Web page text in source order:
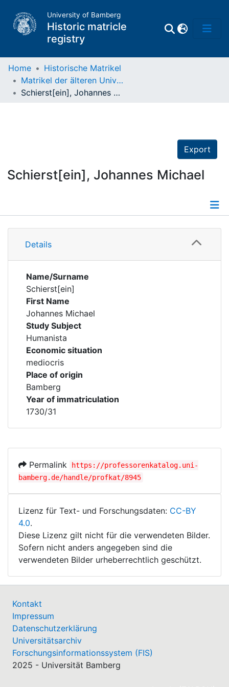
University of Bamberg
Historic matricle
registry
Matrikel
Home
Historische Matrikel
Matrikel der älteren Universität
Schierst[ein], Johannes Michael
Export
Schierst[ein], Johannes Michael
Details
Details
Name/Surname
Schierst[ein]
First Name
Johannes Michael
Study Subject
Humanista
Economic situation
mediocris
Place of origin
Bamberg
Year of immatriculation
1730/31
Permalink
https://professorenkatalog.uni-
bamberg.de/handle/profkat/8945
Lizenz für Text- und Forschungsdaten: CC-BY
4.0.
Diese Lizenz gilt nicht für die verwendeten Bilder.
Sofern nicht anders angegeben sind die
verwendeten Bilder urheberrechtlich geschützt.
Kontakt
Impressum
Datenschutzerklärung
Universitätsarchiv
Forschungsinformationssystem (FIS)
2025 - Universität Bamberg